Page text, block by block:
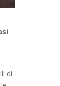
di